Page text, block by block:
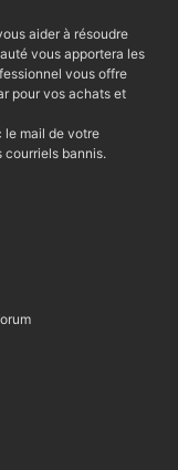
aider à résoudre
vous apportera les
vous offre
pour vos achats et
le mail de votre
courriels bannis.